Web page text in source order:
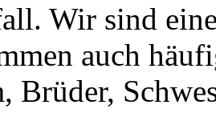
Wir sind
auch
Brüder,